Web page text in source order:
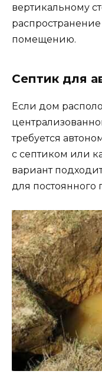
вертикальному
помещению.
Септик для
Если дом
требуется
с септиком или
вариант
для постоянного